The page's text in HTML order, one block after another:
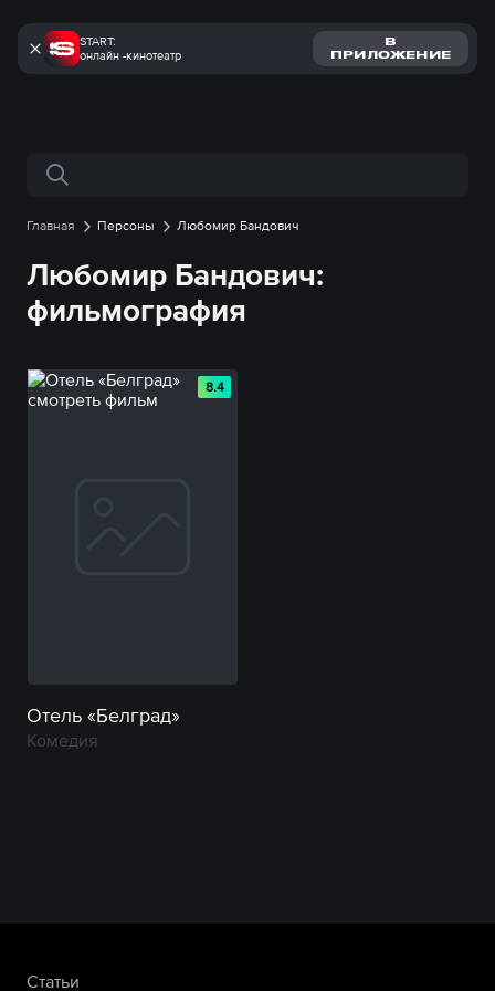
START:
онлайн -кинотеатр
В
ПРИЛОЖЕНИЕ
Поиск по сайту
Главная Персоны Любомир Бандович
Любомир Бандович:
фильмография
8.4
Отель «Белград»
Комедия
Статьи